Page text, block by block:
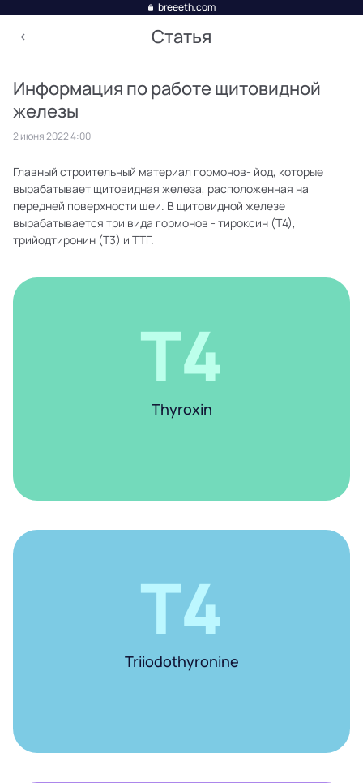
breeeth.com
Статья
Информация по работе щитовидной
железы
2 июня 2022 4:00
Главный строительный материал гормонов- йод, которые
вырабатывает щитовидная железа, расположенная на
передней поверхности шеи. В щитовидной железе
вырабатывается три вида гормонов - тироксин (Т4),
трийодтиронин (Т3) и ТТГ.
Т4
Thyroxin
Т4
Triiodothyronine